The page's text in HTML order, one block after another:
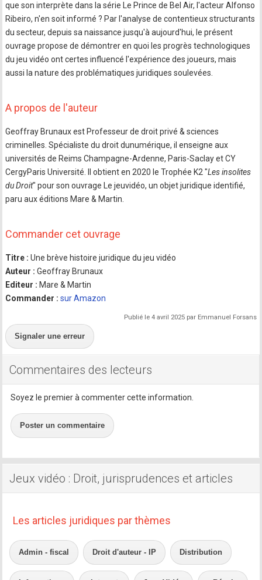
que son interprète dans la série Le Prince de Bel Air, l'acteur Alfonso
Ribeiro, n'en soit informé ? Par l'analyse de contentieux structurants
du secteur, depuis sa naissance jusqu'à aujourd'hui, le présent
ouvrage propose de démontrer en quoi les progrès technologiques
du jeu vidéo ont certes influencé l'expérience des joueurs, mais
aussi la nature des problématiques juridiques soulevées.
A propos de l'auteur
Geoffray Brunaux est Professeur de droit privé & sciences
criminelles. Spécialiste du droit dunumérique, il enseigne aux
universités de Reims Champagne-Ardenne, Paris-Saclay et CY
CergyParis Université. Il obtient en 2020 le Trophée K2 "Les insolites
du Droit" pour son ouvrage Le jeuvidéo, un objet juridique identifié,
paru aux éditions Mare & Martin.
Commander cet ouvrage
Titre :Une brève histoire juridique du jeu vidéo
Auteur :Geoffray Brunaux
Editeur : Mare & Martin
Commander :sur Amazon
Publié le 4 avril 2025 par Emmanuel Forsans
Signaler une erreur
Commentaires des lecteurs
Soyez le premier à commenter cette information.
Poster un commentaire
Jeux vidéo : Droit, jurisprudences et articles
Les articles juridiques par thèmes
Admin - fiscal Droit d'auteur - IP Distribution